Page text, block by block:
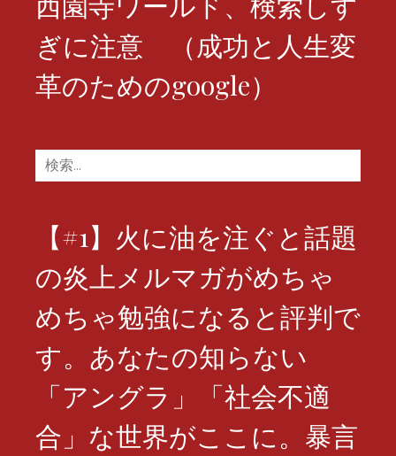
ぎに注意 （成功と人生変
革のためのgoogle）
検
索:
【#1】火に油を注ぐと話題
の炎上メルマガがめちゃ
めちゃ勉強になると評判で
す。あなたの知らない
「アングラ」「社会不適
合」な世界がここに。暴言